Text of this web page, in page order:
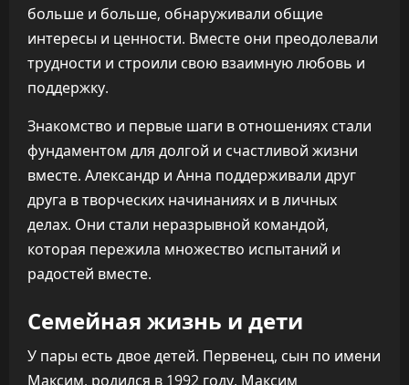
больше и больше, обнаруживали общие
интересы и ценности. Вместе они преодолевали
трудности и строили свою взаимную любовь и
поддержку.
Знакомство и первые шаги в отношениях стали
фундаментом для долгой и счастливой жизни
вместе. Александр и Анна поддерживали друг
друга в творческих начинаниях и в личных
делах. Они стали неразрывной командой,
которая пережила множество испытаний и
радостей вместе.
Семейная жизнь и дети
У пары есть двое детей. Первенец, сын по имени
Максим, родился в 1992 году. Максим